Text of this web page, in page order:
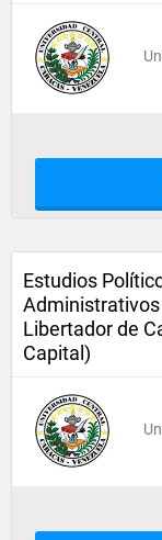
Estudios
Libertador de
Capital)